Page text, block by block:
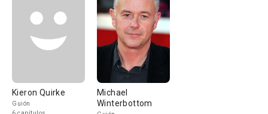
Kieron Quirke
Guión
Michael
Winterbottom